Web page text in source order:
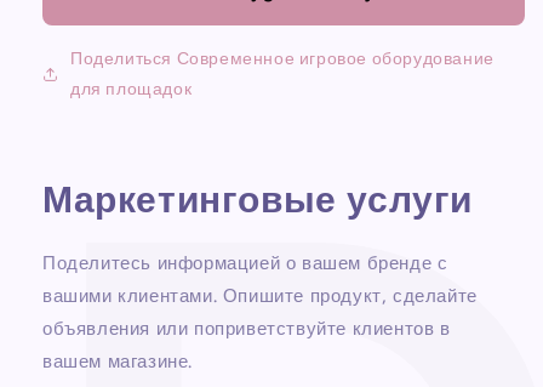
Поделиться Современное игровое оборудование
для площадок
Маркетинговые услуги
Поделитесь информацией о вашем бренде с
вашими клиентами. Опишите продукт, сделайте
объявления или поприветствуйте клиентов в
вашем магазине.